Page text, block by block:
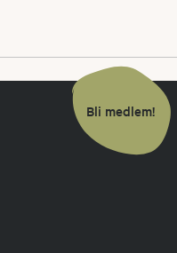
Vidar
Leder
91388642
Bli medlem!